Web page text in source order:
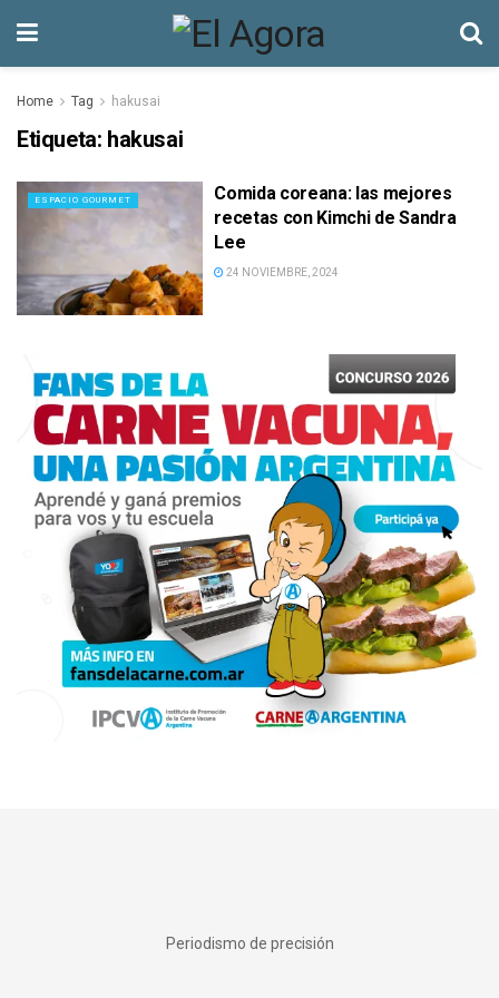
Home Tag hakusai
Etiqueta: hakusai
ESPACIO GOURMET
Comida coreana: las mejores
recetas con Kimchi de Sandra
Lee
24 NOVIEMBRE, 2024
Periodismo de precisión